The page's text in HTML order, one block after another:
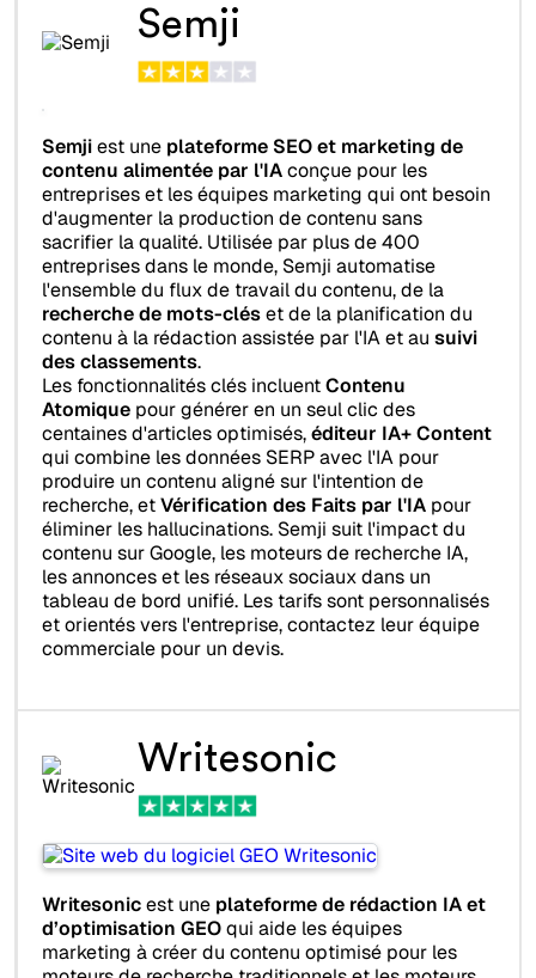
Semji
Semjiest une plateforme SEO et marketing de
contenu alimentée par l'IAconçue pour les
entreprises et les équipes marketing qui ont besoin
d'augmenter la production de contenu sans
sacrifier la qualité. Utilisée par plus de 400
entreprises dans le monde, Semji automatise
l'ensemble du flux de travail du contenu, de la
recherche de mots-cléset de la planification du
contenu à la rédaction assistée par l'IA et au suivi
des classements.
Les fonctionnalités clés incluentContenu
Atomiquepour générer en un seul clic des
centaines d'articles optimisés,éditeur IA+ Content
qui combine les données SERP avec l'IA pour
produire un contenu aligné sur l'intention de
recherche, etVérification des Faits par l'IApour
éliminer les hallucinations. Semji suit l'impact du
contenu sur Google, les moteurs de recherche IA,
les annonces et les réseaux sociaux dans un
tableau de bord unifié. Les tarifs sont personnalisés
et orientés vers l'entreprise, contactez leur équipe
commerciale pour un devis.
Writesonic
Writesonicest une plateforme de rédaction IA et
d’optimisation GEOqui aide les équipes
marketing à créer du contenu optimisé pour les